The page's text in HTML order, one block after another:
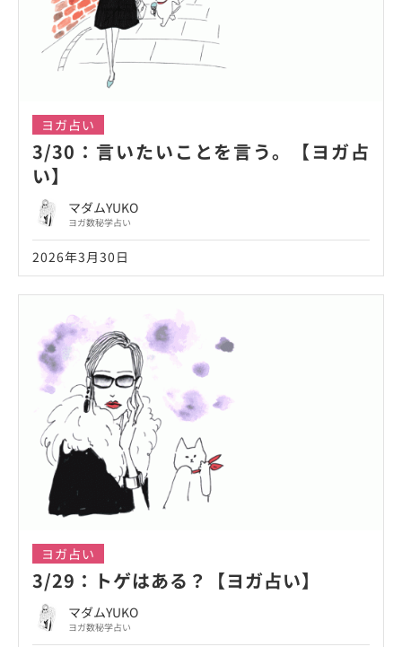
ヨガ占い
3/30：言いたいことを言う。【ヨガ占
い】
マダムYUKO
ヨガ数秘学占い
2026年3月30日
ヨガ占い
3/29：トゲはある？【ヨガ占い】
マダムYUKO
ヨガ数秘学占い